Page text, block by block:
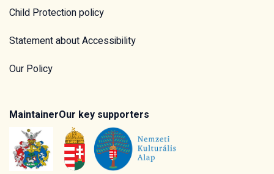
Child Protection policy
Statement about Accessibility
Our Policy
MaintainerOur key supporters